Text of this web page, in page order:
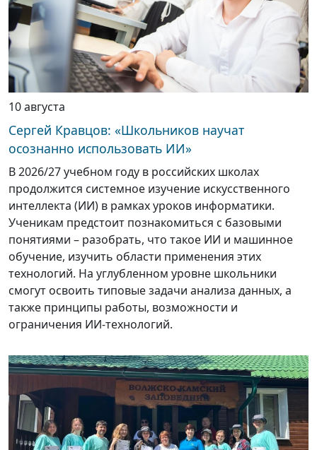
10 августа
Сергей Кравцов: «Школьников научат
осознанно использовать ИИ»
В 2026/27 учебном году в российских школах
продолжится системное изучение искусственного
интеллекта (ИИ) в рамках уроков информатики.
Ученикам предстоит познакомиться с базовыми
понятиями – разобрать, что такое ИИ и машинное
обучение, изучить области применения этих
технологий. На углубленном уровне школьники
смогут освоить типовые задачи анализа данных, а
также принципы работы, возможности и
ограничения ИИ-технологий.